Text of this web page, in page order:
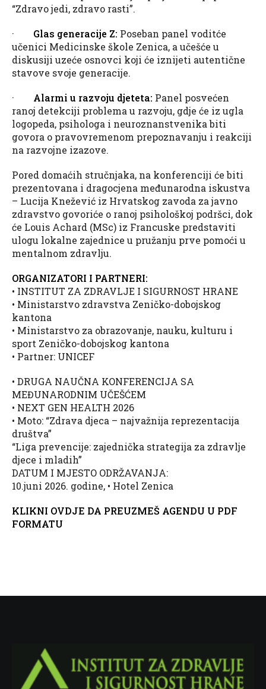
“Zdravo jedi, zdravo rasti”.
· Glas generacije Z: Poseban panel vodi​tće
učenici Medicinske škole Zenica, a učešće u
diskusiji uzeće osnovci koji će iznijeti autentične
stavove svoje generacije.
· Alarmi u razvoju djeteta: Panel posvećen
ranoj detekciji problema u razvoju, gdje će iz ugla
logopeda, psihologa i neuroznanstvenika biti
govora o pravovremenom prepoznavanju i reakciji
na razvojne izazove.
Pored domaćih stručnjaka, na konferenciji će biti
prezentovana i dragocjena međunarodna iskustva
– Lucija Knežević iz Hrvatskog zavoda za javno
zdravstvo govoriće o ranoj psihološkoj podršci, dok
će Louis Achard (MSc) iz Francuske predstaviti
ulogu lokalne zajednice u pružanju prve pomoći u
mentalnom zdravlju.
ORGANIZATORI I PARTNERI:
• INSTITUT ZA ZDRAVLJE I SIGURNOST HRANE
• Ministarstvo zdravstva Zeničko-dobojskog
kantona
• Ministarstvo za obrazovanje, nauku, kulturu i
sport Zeničko-dobojskog kantona
• Partner: UNICEF
• DRUGA NAUČNA KONFERENCIJA SA
MEĐUNARODNIM UČEŠĆEM
• NEXT GEN HEALTH 2026
• Moto: “Zdrava djeca – najvažnija reprezentacija
društva”
“Liga prevencije: zajednička strategija za zdravlje
djece i mladih”
DATUM I MJESTO ODRŽAVANJA:
10.juni 2026. godine, • Hotel Zenica
KLIKNI OVDJE DA PREUZMEŠ AGENDU U PDF
FORMATU